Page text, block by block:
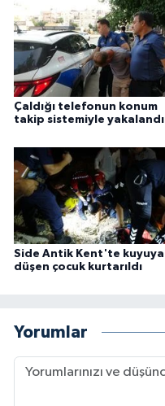
Çaldığı telefonun konum
takip sistemiyle yakalandı
Side Antik Kent'te kuyuya
düşen çocuk kurtarıldı
Yorumlar